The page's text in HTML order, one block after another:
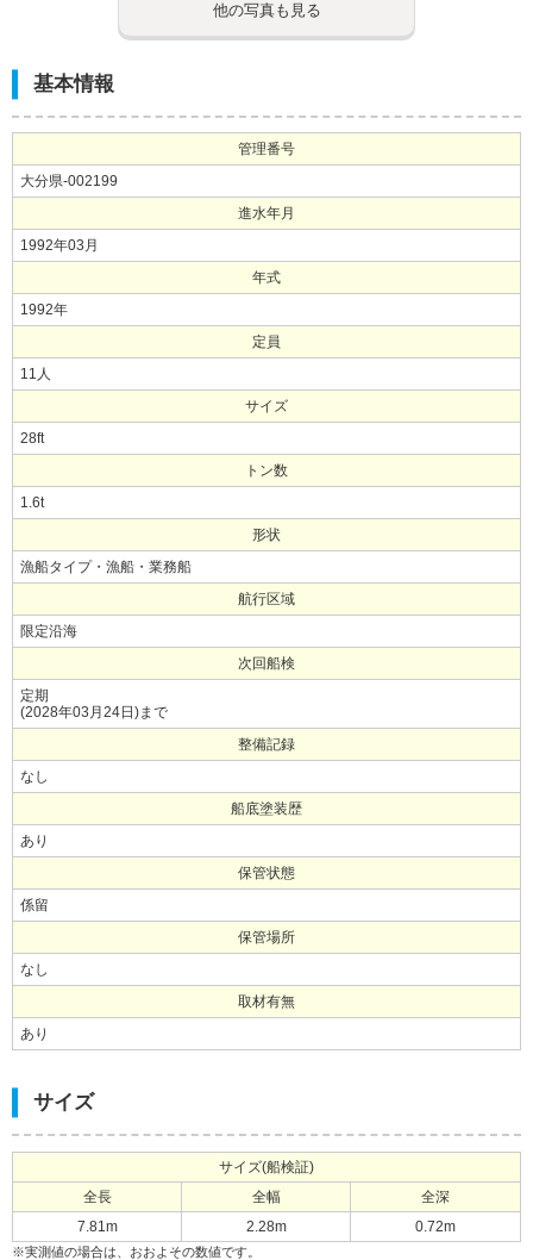
他の写真も見る
基本情報
管理番号
大分県-002199
進水年月
1992年03月
年式
1992年
定員
11人
サイズ
28ft
トン数
1.6t
形状
漁船タイプ・漁船・業務船
航行区域
限定沿海
次回船検
定期
(2028年03月24日)まで
整備記録
なし
船底塗装歴
あり
保管状態
係留
保管場所
なし
取材有無
あり
サイズ
サイズ(船検証)
全長
全幅
全深
7.81m
2.28m 0.72m
※実測値の場合は、おおよその数値です。